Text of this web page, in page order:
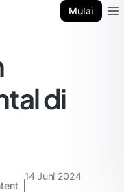
Mulai
di
14 Juni 2024